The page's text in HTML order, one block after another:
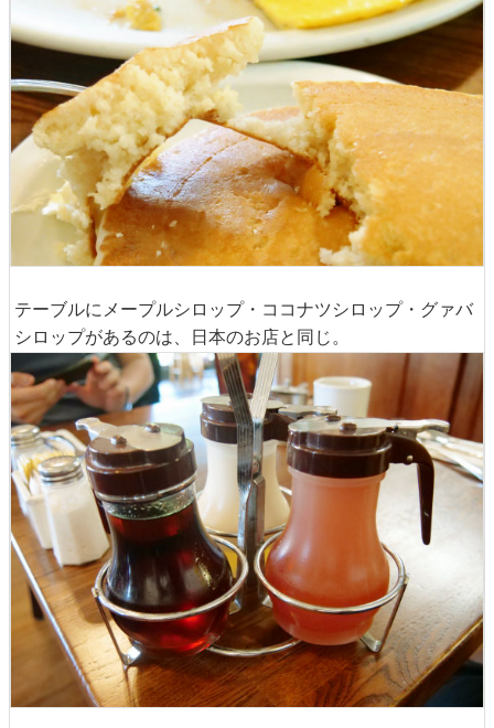
テーブルにメープルシロップ・ココナツシロップ・グァバ
シロップがあるのは、日本のお店と同じ。